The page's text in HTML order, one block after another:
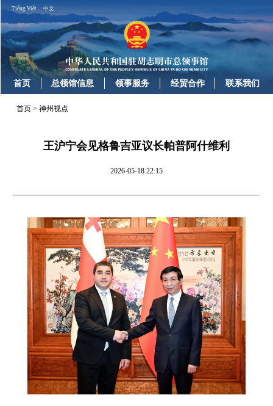
Tiếng Việt 中文
首页 总领馆信息 领事服务 经贸合作 联系我们
首页 >神州视点
王沪宁会见格鲁吉亚议长帕普阿什维利
2026-05-18 22:15